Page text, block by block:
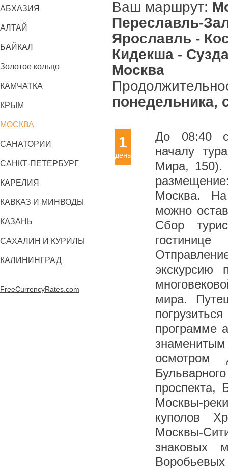
АБХАЗИЯ
АЛТАЙ
БАЙКАЛ
Золотое кольцо
КАМЧАТКА
КРЫМ
МОСКВА
САНАТОРИИ
САНКТ-ПЕТЕРБУРГ
КАРЕЛИЯ
КАВКАЗ И МИНВОДЫ
КАЗАНЬ
САХАЛИН И КУРИЛЫ
КАЛИНИНГРАД
FreeCurrencyRates.com
Ваш маршрут:
Переславль-
Ярославль -
Кидекша -
Москва
понедельника,
1
день
До 08:40
началу
Мира, 150).
Москва.
можно
Сбор
мира.
программе
осмотром
проспекта,
Москвы-
куполов
Москвы-
знаковых